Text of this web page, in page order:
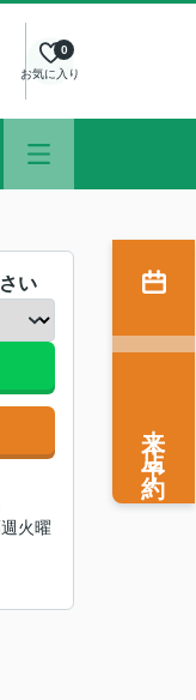
お気に入り
0
い
火曜
来店予約